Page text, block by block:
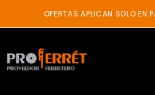
content
OFERTAS APLICAN SOLO EN